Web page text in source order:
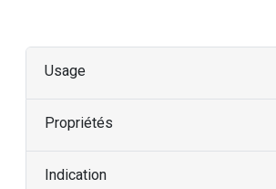
Usage
Propriétés
Indication